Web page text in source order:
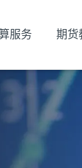
服务 期货